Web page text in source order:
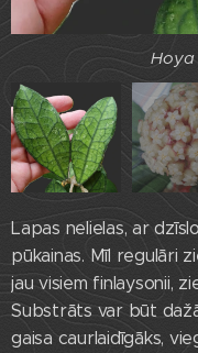
Hoya
Hoya
Lapas nelielas, ar
pūkainas. Mīl regulāri
jau visiem finlaysonii,
Substrāts var būt
gaisa caurlaidīgāks,